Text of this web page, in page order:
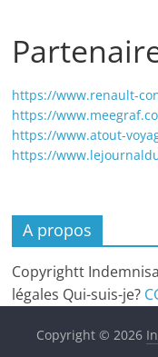
https://www.renault-
https://
https://www.atout-
https://
A propos
Copyrightt
légales Qui-suis-je?
Copyright © 2026